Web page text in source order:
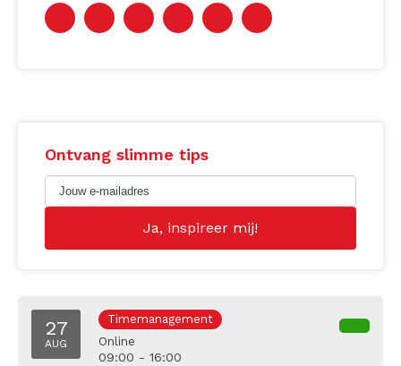
Ontvang slimme tips
27
AUG
Timemanagement
Online
09:00 - 16:00